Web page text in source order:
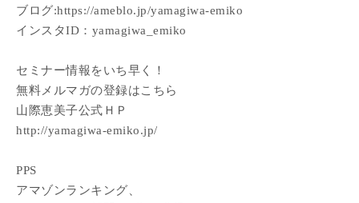
ブログ:https://ameblo.jp/yamagiwa-emiko
インスタID：yamagiwa_emiko
セミナー情報をいち早く！
無料メルマガの登録はこちら
山際恵美子公式ＨＰ
http://yamagiwa-emiko.jp/
PPS
アマゾンランキング、